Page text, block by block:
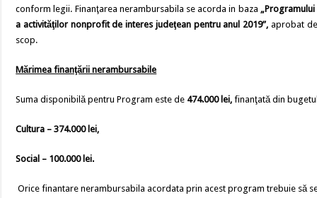
conform legii. Finanţarea nerambursabila se acorda in baza
a activităţilor nonprofit de interes judeţean pentru anul 2019”, aprobat
scop.
Mărimea finanţării nerambursabile
Suma disponibilă pentru Program este de 474.000 lei, finanţată din
Cultura – 374.000 lei,
Social – 100.000 lei.
Orice finantare nerambursabila acordata prin acest program trebuie să